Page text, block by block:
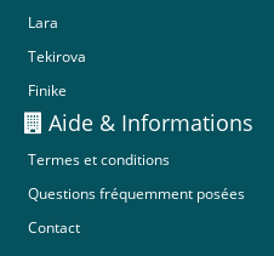
Lara
Tekirova
Finike
Aide & Informations
Termes et conditions
Questions fréquemment posées
Contact